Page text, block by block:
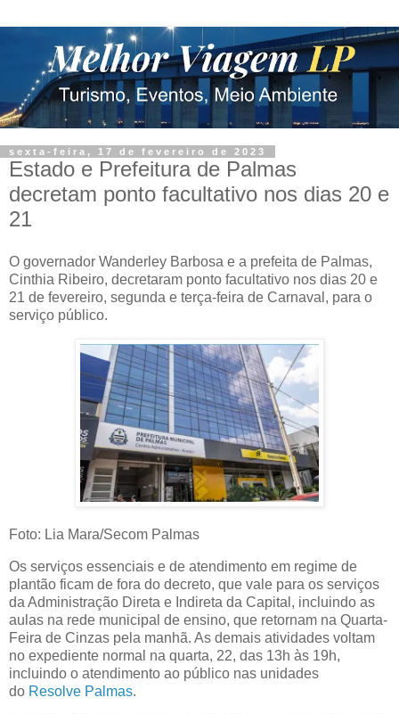
sexta-feira, 17 de fevereiro de 2023
Estado e Prefeitura de Palmas
decretam ponto facultativo nos dias 20 e
21
O governador Wanderley Barbosa e a prefeita de Palmas,
Cinthia Ribeiro, decretaram ponto facultativo nos dias 20 e
21 de fevereiro, segunda e terça-feira de Carnaval, para o
serviço público.
Foto: Lia Mara/Secom Palmas
Os serviços essenciais e de atendimento em regime de
plantão ficam de fora do decreto, que vale para os serviços
da Administração Direta e Indireta da Capital, incluindo as
aulas na rede municipal de ensino, que retornam na Quarta-
Feira de Cinzas pela manhã. As demais atividades voltam
no expediente normal na quarta, 22, das 13h às 19h,
incluindo o atendimento ao público nas unidades
do Resolve Palmas.